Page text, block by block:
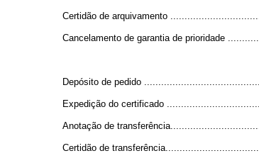
Certidão de arquivamento
Cancelamento de garantia de prioridade
Depósito de pedido
Expedição do certificado
Anotação de
Certidão de